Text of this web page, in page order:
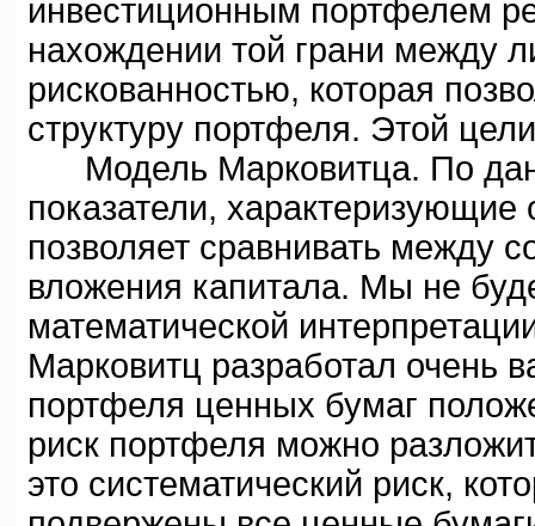
инвестиционным портфелем
наxождении той грани между
рискованностью, которая
структуру портфеля. Этой
Модель Марковитца. По
показатели,
позволяет сравнивать между
вложения капитала. Мы не
математической
Марковитц разработал очень
портфеля ценных бумаг
риск портфеля можно
это систематический риск,